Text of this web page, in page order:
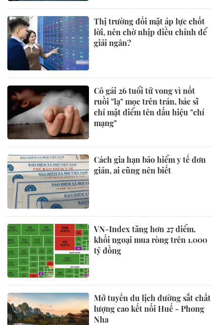
Thị trường đối mặt áp lực chốt
lời, nên chờ nhịp điều chỉnh để
giải ngân?
Cô gái 26 tuổi tử vong vì nốt
ruồi "lạ" mọc trên trán, bác sĩ
chỉ mặt điểm tên dấu hiệu "chí
mạng"
Cách gia hạn bảo hiểm y tế đơn
giản, ai cũng nên biết
VN-Index tăng hơn 27 điểm,
khối ngoại mua ròng trên 1.000
tỷ đồng
Mở tuyến du lịch đường sắt chất
lượng cao kết nối Huế - Phong
Nha